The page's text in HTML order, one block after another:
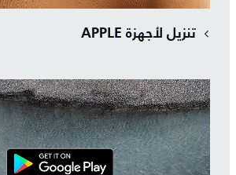
تنزيل لأجهزة APPLE